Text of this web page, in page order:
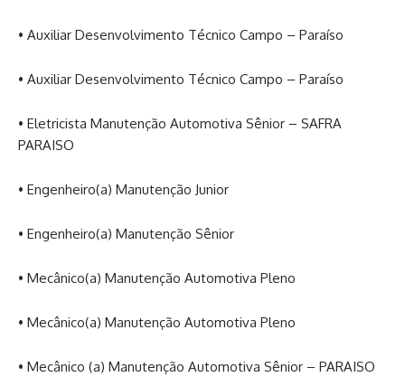
• Auxiliar Desenvolvimento Técnico Campo – Paraíso
• Auxiliar Desenvolvimento Técnico Campo – Paraíso
• Eletricista Manutenção Automotiva Sênior – SAFRA
PARAISO
• Engenheiro(a) Manutenção Junior
• Engenheiro(a) Manutenção Sênior
• Mecânico(a) Manutenção Automotiva Pleno
• Mecânico(a) Manutenção Automotiva Pleno
• Mecânico (a) Manutenção Automotiva Sênior – PARAISO